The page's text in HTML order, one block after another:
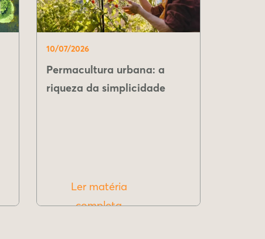
10/07/2026
Permacultura urbana: a
riqueza da simplicidade
Ler matéria
completa